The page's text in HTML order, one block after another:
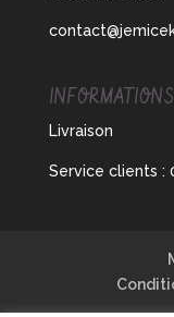
INFORMATIONS
Livraison
Service clients :